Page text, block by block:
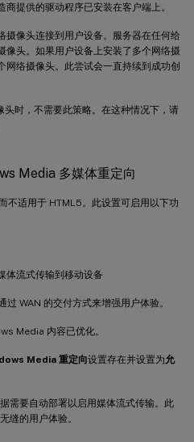
提供的驱动程序已安装在客户端上。
摄像头连接到用户设备。服务器在任何给
像头。如果用户设备上安装了多个网络摄
网络摄像头。此尝试会一直持续到成功创
时，不需要此策略。在这种情况下，请
Media 多媒体重定向
不适用于 HTML5。此设置可启用以下功
体流式传输到移动设备
WAN 的交付方式来增强用户体验。
Media 内容已优化。
Media 重定向设置存在并设置为允
需要自动部署以启用媒体流式传输。此
缝的用户体验。